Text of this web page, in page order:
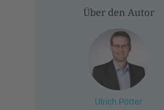
Über den Autor
Ulrich Pötter